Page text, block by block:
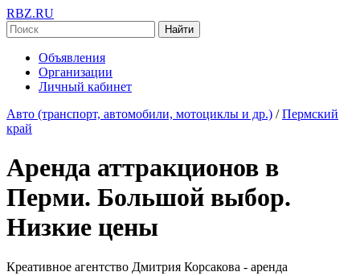
RBZ.RU
Найти
Объявления
Организации
Личный кабинет
Авто (транспорт, автомобили, мотоциклы и др.) / Пермский
край
Аренда аттракционов в
Перми. Большой выбор.
Низкие цены
Креативное агентство Дмитрия Корсакова - аренда